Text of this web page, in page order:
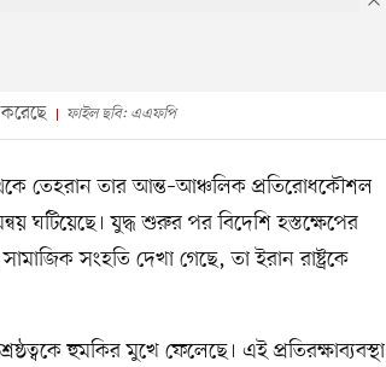
ফাইল ছবি: এএফপি
তেহরান তার আন্ত–আঞ্চলিক প্রতিরোধকৌশল
ঘটিয়েছে। যুদ্ধ শুরুর পর বিদেশি হস্তক্ষেপের
সংহতি দেখা গেছে, তা ইরান রাষ্ট্রকে
হুমকির মুখে ফেলেছে। এই প্রতিরক্ষাব্যবস্থা